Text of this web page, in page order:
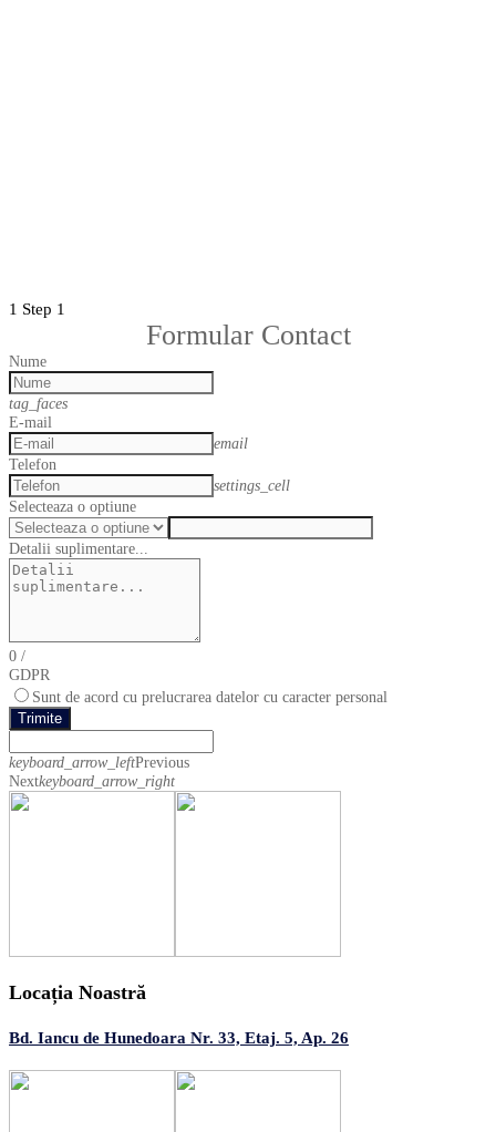
1 Step 1
Formular Contact
Nume
tag_faces
E-mail
email
Telefon
settings_cell
Selecteaza o optiune
Detalii suplimentare...
0 /
GDPR
Sunt de acord cu prelucrarea datelor cu caracter personal
Trimite
keyboard_arrow_leftPrevious
Nextkeyboard_arrow_right
Locația Noastră
Bd. Iancu de Hunedoara Nr. 33, Etaj. 5, Ap. 26